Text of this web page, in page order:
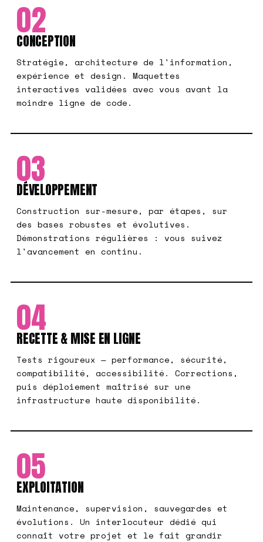
02
CONCEPTION
Stratégie, architecture de l'information,
expérience et design. Maquettes
interactives validées avec vous avant la
moindre ligne de code.
03
DÉVELOPPEMENT
Construction sur-mesure, par étapes, sur
des bases robustes et évolutives.
Démonstrations régulières : vous suivez
l'avancement en continu.
04
RECETTE & MISE EN LIGNE
Tests rigoureux — performance, sécurité,
compatibilité, accessibilité. Corrections,
puis déploiement maîtrisé sur une
infrastructure haute disponibilité.
05
EXPLOITATION
Maintenance, supervision, sauvegardes et
évolutions. Un interlocuteur dédié qui
connaît votre projet et le fait grandir